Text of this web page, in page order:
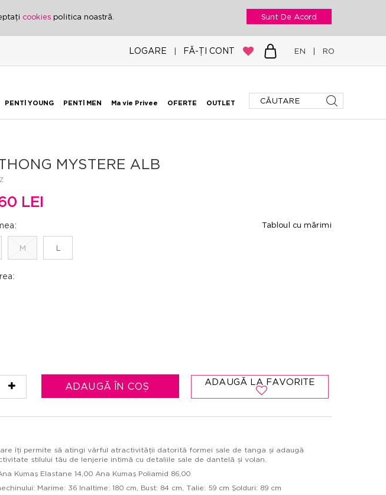
cookies politica noastră. Sunt De Acord
LOGARE | FĂ-ȚI CONT EN | RO
PENTİ YOUNG PENTİ MEN Ma vie Privee OFERTE OUTLET
MYSTERE ALB
LEI
Tabloul cu mărimi
M L
ADAUGĂ ÎN COȘ ADAUGĂ LA FAVORITE
îți permite să atingi vârful atractivității datorită formei sale de tanga și adaugă
stilului tău de lenjerie intimă cu detaliile sale de dantelă și volan.
Kumaş Elastane 14,00 Ana Kumaş Poliamid 86,00
Marime: 36 Inaltime: 180 cm, Bust: 84 cm, Talie: 59 cm Şolduri: 89 cm